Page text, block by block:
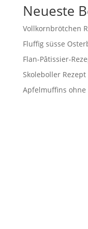
Neueste
Vollkornbrötchen
Fluffig süsse
Flan-Pâtissier-
Skoleboller Rezept
Apfelmuffins